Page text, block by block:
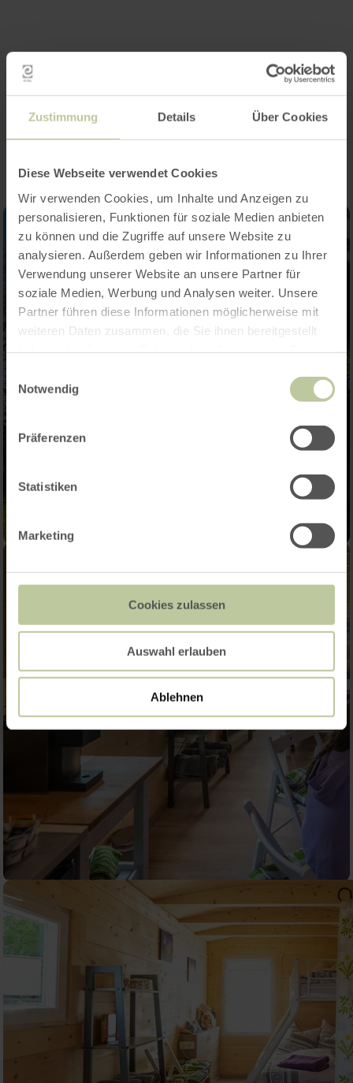
Zustimmung Details Über Cookies
Diese Webseite verwendet Cookies
Wir verwenden Cookies, um Inhalte und Anzeigen zu
personalisieren, Funktionen für soziale Medien anbieten
zu können und die Zugriffe auf unsere Website zu
analysieren. Außerdem geben wir Informationen zu Ihrer
Verwendung unserer Website an unsere Partner für
soziale Medien, Werbung und Analysen weiter. Unsere
Partner führen diese Informationen möglicherweise mit
weiteren Daten zusammen, die Sie ihnen bereitgestellt
Notwendig
Präferenzen
Statistiken
Marketing
Cookies zulassen
Auswahl erlauben
Ablehnen
Impressions